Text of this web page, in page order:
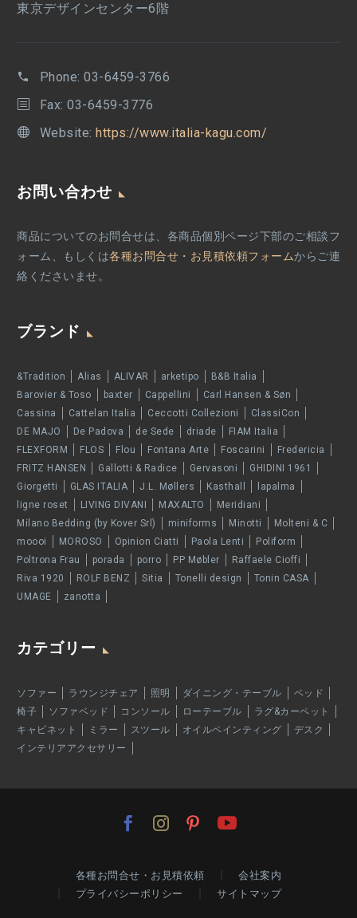
東京デザインセンター6階
Phone: 03-6459-3766
Fax: 03-6459-3776
Website: https://www.italia-kagu.com/
お問い合わせ
商品についてのお問合せは、各商品個別ページ下部のご相談フ
ォーム、もしくは各種お問合せ・お見積依頼フォームからご連
絡くださいませ。
ブランド
&Tradition Alias ALIVAR arketipo
B&B Italia
Barovier & Toso
baxter Cappellini
Carl Hansen & Søn
Cassina
Cattelan Italia Ceccotti Collezioni
ClassiCon
DE MAJO
De Padova de Sede driade
FIAM Italia
FLEXFORM
FLOS Flou Fontana Arte Foscarini
Fredericia
FRITZ HANSEN
Gallotti & Radice Gervasoni
GHIDINI 1961
Giorgetti
GLAS ITALIA J.L. Møllers Kasthall
lapalma
ligne roset
LIVING DIVANI MAXALTO
Meridiani
Milano Bedding (by Kover Srl)
miniforms Minotti
Molteni & C
moooi
MOROSO Opinion Ciatti Paola Lenti
Poliform
Poltrona Frau
porada porro PP Møbler
Raffaele Cioffi
Riva 1920
ROLF BENZ Sitia Tonelli design
Tonin CASA
UMAGE
zanotta
カテゴリー
ソファー ラウンジチェア 照明 ダイニング・テーブル
ベッド
椅子
ソファベッド コンソール ローテーブル
ラグ&カーペット
キャビネット
ミラー スツール オイルペインティング
デスク
インテリアアクセサリー
各種お問合せ・お見積依頼
会社案内
プライバシーポリシー
サイトマップ